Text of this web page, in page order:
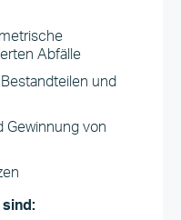
Abfälle
und
Gewinnung von
sind: